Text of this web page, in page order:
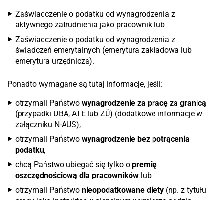
Zaświadczenie o podatku od wynagrodzenia z
aktywnego zatrudnienia jako pracownik lub
Zaświadczenie o podatku od wynagrodzenia z
świadczeń emerytalnych (emerytura zakładowa lub
emerytura urzędnicza).
Ponadto wymagane są tutaj informacje, jeśli:
otrzymali Państwo wynagrodzenie za pracę za granicą
(przypadki DBA, ATE lub ZÜ) (dodatkowe informacje w
załączniku N-AUS),
otrzymali Państwo wynagrodzenie bez potrącenia
podatku,
chcą Państwo ubiegać się tylko o premię
oszczędnościową dla pracowników lub
otrzymali Państwo nieopodatkowane diety (np. z tytułu